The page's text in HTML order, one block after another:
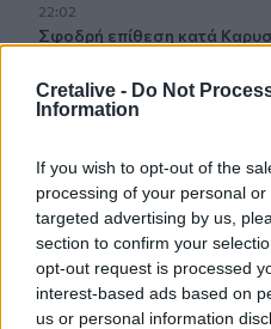
Cretalive - Do Not
Information
If you wish to opt-out of the
processing of your personal
targeted advertising by us,
section to confirm your
opt-out request is processed
interest-based ads based on
us or personal information
22:02
Σφοδρή επίθεση κατά
επικοινωνιακά λάθη»
Ηράκλειο: "Σε άθλια
Εφέδρων Αξιωματικών στον
21:39
Λαμία: Απατεώνες άρπαξαν
ηλικιωμένη